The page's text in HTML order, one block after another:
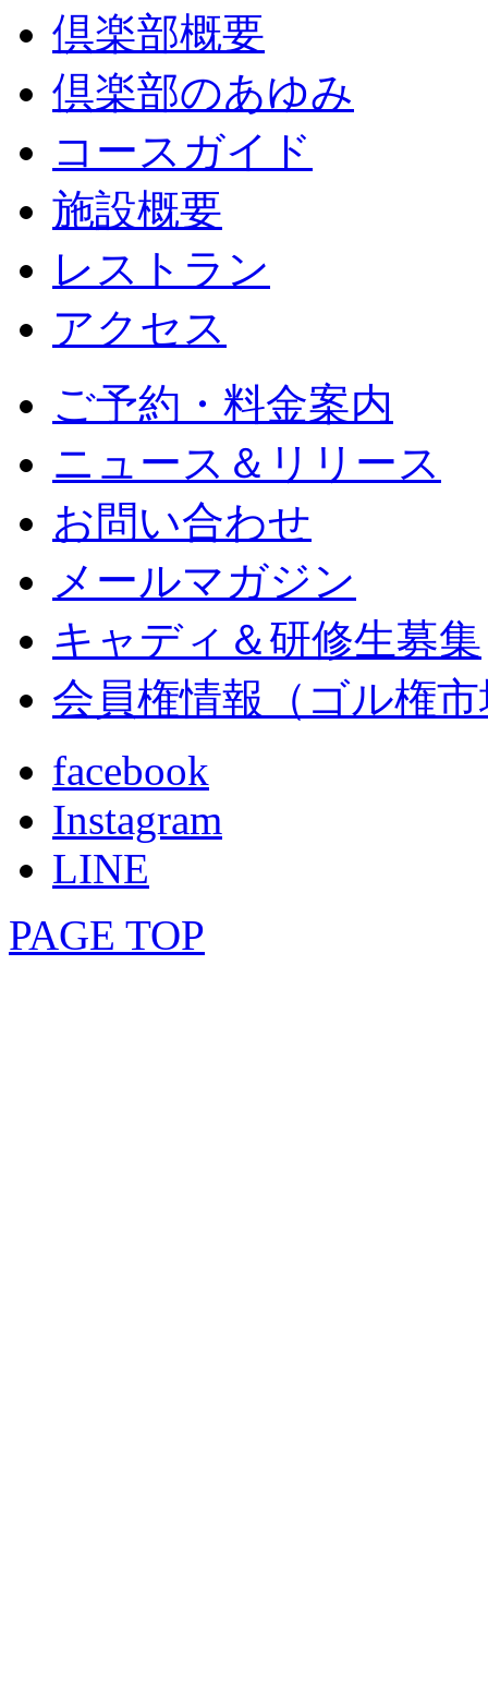
倶楽部概要
倶楽部のあゆみ
コースガイド
施設概要
レストラン
アクセス
ご予約・料金案内
ニュース＆リリース
お問い合わせ
メールマガジン
キャディ＆研修生募集
会員権情報（ゴル権
facebook
Instagram
LINE
PAGE TOP